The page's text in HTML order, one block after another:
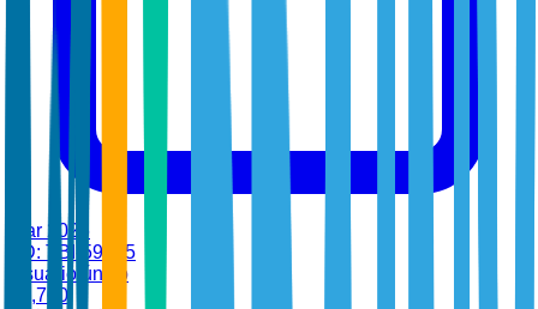
mar 2026
ID: TBI-59955
Usuario único
4,700